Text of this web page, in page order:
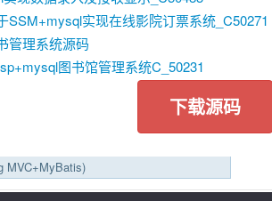
SSM+mysql实现在线影院订票系统_C50271
管理系统源码
图书馆管理系统C_50231
下载源码
MVC+MyBatis)